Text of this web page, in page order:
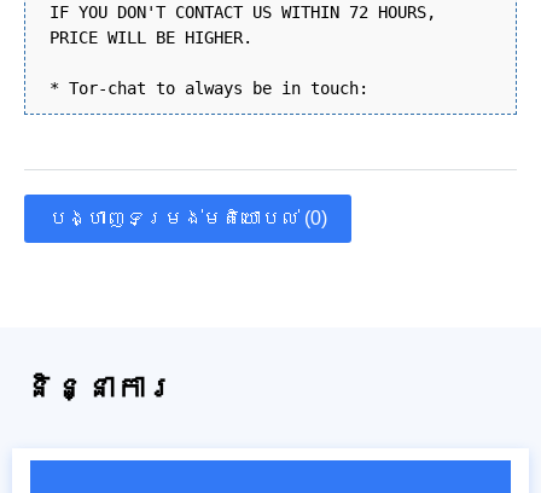
IF YOU DON'T CONTACT US WITHIN 72 HOURS,
PRICE WILL BE HIGHER.
* Tor-chat to always be in touch:
បង្ហាញទម្រង់មតិយោបល់ (0)
និន្នាការ